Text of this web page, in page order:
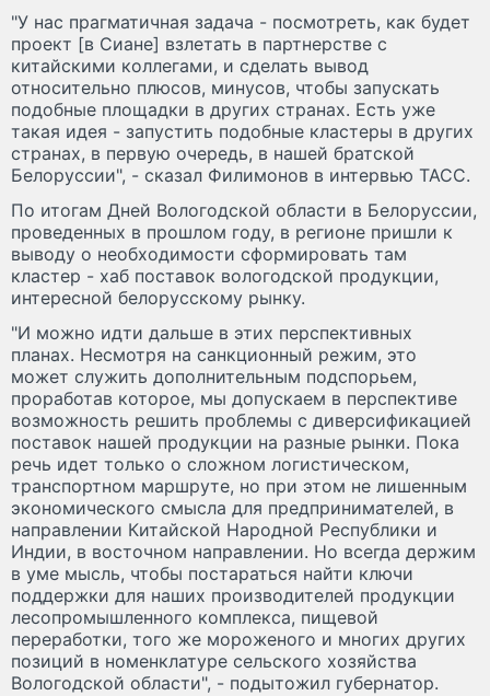
"У нас прагматичная задача - посмотреть, как будет
проект [в Сиане] взлетать в партнерстве с
китайскими коллегами, и сделать вывод
относительно плюсов, минусов, чтобы запускать
подобные площадки в других странах. Есть уже
такая идея - запустить подобные кластеры в других
странах, в первую очередь, в нашей братской
Белоруссии", - сказал Филимонов в интервью ТАСС.
По итогам Дней Вологодской области в Белоруссии,
проведенных в прошлом году, в регионе пришли к
выводу о необходимости сформировать там
кластер - хаб поставок вологодской продукции,
интересной белорусскому рынку.
"И можно идти дальше в этих перспективных
планах. Несмотря на санкционный режим, это
может служить дополнительным подспорьем,
проработав которое, мы допускаем в перспективе
возможность решить проблемы с диверсификацией
поставок нашей продукции на разные рынки. Пока
речь идет только о сложном логистическом,
транспортном маршруте, но при этом не лишенным
экономического смысла для предпринимателей, в
направлении Китайской Народной Республики и
Индии, в восточном направлении. Но всегда держим
в уме мысль, чтобы постараться найти ключи
поддержки для наших производителей продукции
лесопромышленного комплекса, пищевой
переработки, того же мороженого и многих других
позиций в номенклатуре сельского хозяйства
Вологодской области", - подытожил губернатор.